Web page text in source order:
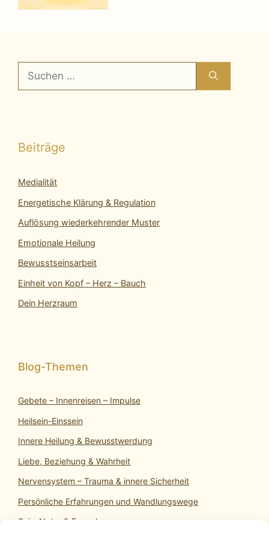
Suchen
nach:
Beiträge
Medialität
Energetische Klärung & Regulation
Auflösung wiederkehrender Muster
Emotionale Heilung
Bewusstseinsarbeit
Einheit von Kopf – Herz – Bauch
Dein Herzraum
Gebete – Innenreisen – Impulse
Heilsein-Einssein
Innere Heilung & Bewusstwerdung
Liebe, Beziehung & Wahrheit
Nervensystem – Trauma & innere Sicherheit
Persönliche Erfahrungen und Wandlungswege
SeinsNatur & Erwachen